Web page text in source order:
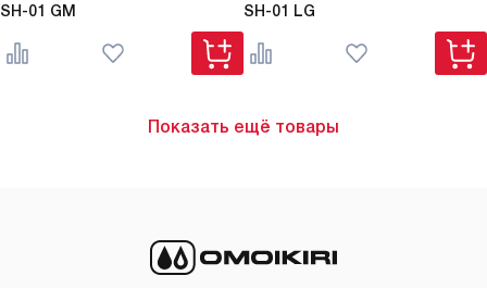
SH-01 GM
SH-01 LG
Показать ещё товары